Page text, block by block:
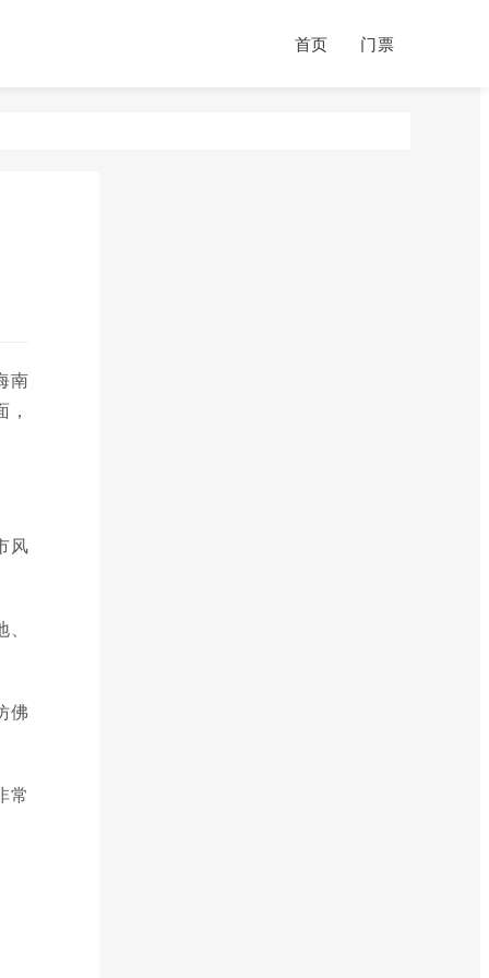
首页 门票
南
风
佛
常